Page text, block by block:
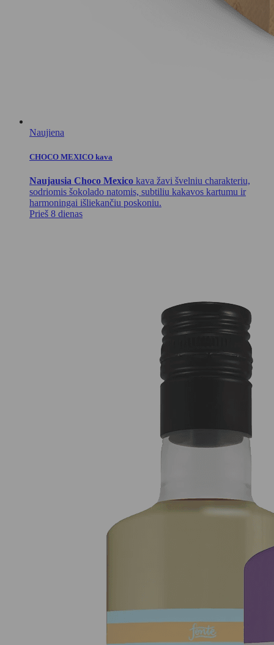
Naujiena
CHOCO MEXICO kava
Naujausia Choco Mexico kava žavi švelniu charakteriu,
sodriomis šokolado natomis, subtiliu kakavos kartumu ir
harmoningai išliekančiu poskoniu.
Prieš 8 dienas